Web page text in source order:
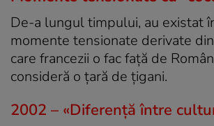
De-a lungul timpului, au existat
momente tensionate derivate
care francezii o fac faţă de
consideră o ţară de ţigani.
2002 – «Diferenţă între